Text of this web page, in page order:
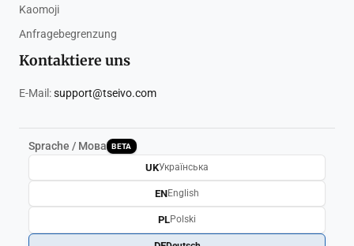
Kaomoji
Anfragebegrenzung
Kontaktiere uns
E-Mail:support@tseivo.com
Sprache / Мова BETA
UKУкраїнська
ENEnglish
PLPolski